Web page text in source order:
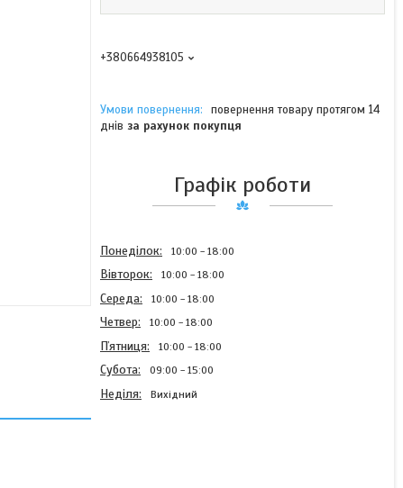
+380664938105
повернення товару протягом 14
днів за рахунок покупця
Графік роботи
Понеділок 10:00 18:00
Вівторок 10:00 18:00
Середа 10:00 18:00
Четвер 10:00 18:00
Пʼятниця 10:00 18:00
Субота 09:00 15:00
Неділя Вихідний